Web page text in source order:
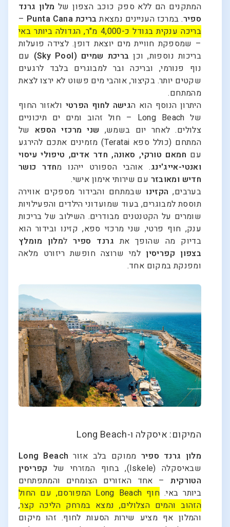
המתקנים הם ללא ספק כוכב הצפון של מלון גרנד
ספיר. במרכז העניינים נמצאתבריכת Punta Cana
–
בריכה ענקית בגודל כ-4,000 מ"ר, הגדולה ביותר באי
– שמספקת חוויית מים יוצאת דופן. לצידה פועלות
בריכות נוספות, וכן בריכת שמיים (Sky Pool)
עם
נוף פנורמי, ובריכה ובר למבוגרים בלבד לרגעים
שקטים יותר. בקיצור, אוהבי מים פשוט לא ירצו לצאת
מהמתחם.
היתרון הנוסף הוא הגישה לחוף הפרטי ולאזור החוף
של Long Beach – חול זהוב ומים ים תיכוניים
צלולים. לאחר יום בשמש, שני מרכזי הספא של
המתחם (כולל ספא Teratai) מזמינים אתכם להירגע
עם חמאם טורקי, סאונה, חדר אדים, טיפולי עיסוי
ואנטי-אייג'ינג. אוהבי הספורט ייהנו מחדר כושר
חדיש ומאובזר עם שירותי אימון אישי.
בערבים, הקזינו שבמתחם והבידור מספקים אווירה
תוססת למבוגרים, בעוד שמועדוני הילדים והפעילויות
שומרים על הקטנטנים מבודרים. השילוב של בריכות
ענק, חוף פרטי, שני מרכזי ספא, קזינו ובידור הוא
בדיוק מה שהופך את גרנד ספירלמלון מומלץ
בצפון קפריסין למי שרוצה חופשת ריזורט מלאה
ומפנקת במקום אחד.
המיקום: איסקלה ו-Long Beach
מלון גרנד ספיר ממוקם בלב אזור Long Beach
שבאיסקלה (Iskele), בחוף המזרחי של
קפריסין
הטורקית– אחד האזורים הצומחים והמתפתחים
ביותר באי.
חוף Long Beach המפורסם, עם החול
הזהוב והמים הצלולים, נמצא במרחק הליכה קצר,
והמלון אף מציע שירות הסעות לחוף. זהו מיקום